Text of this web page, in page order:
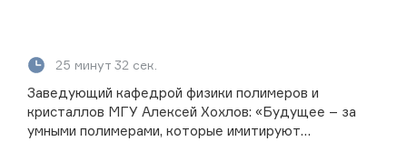
25 минут 32 сек.
Заведующий кафедрой физики полимеров и
кристаллов МГУ Алексей Хохлов: «Будущее – за
умными полимерами, которые имитируют